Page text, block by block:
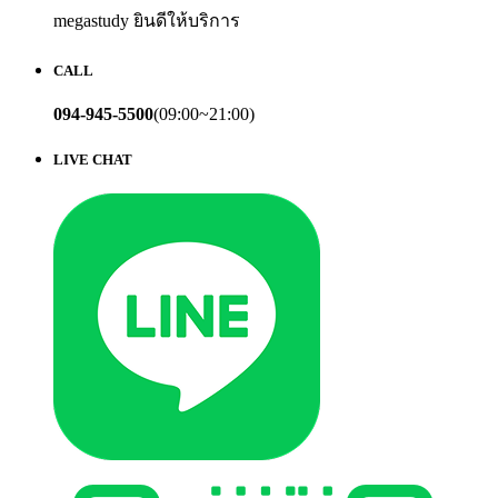
megastudy ยินดีให้บริการ
CALL
094-945-5500(09:00~21:00)
LIVE CHAT